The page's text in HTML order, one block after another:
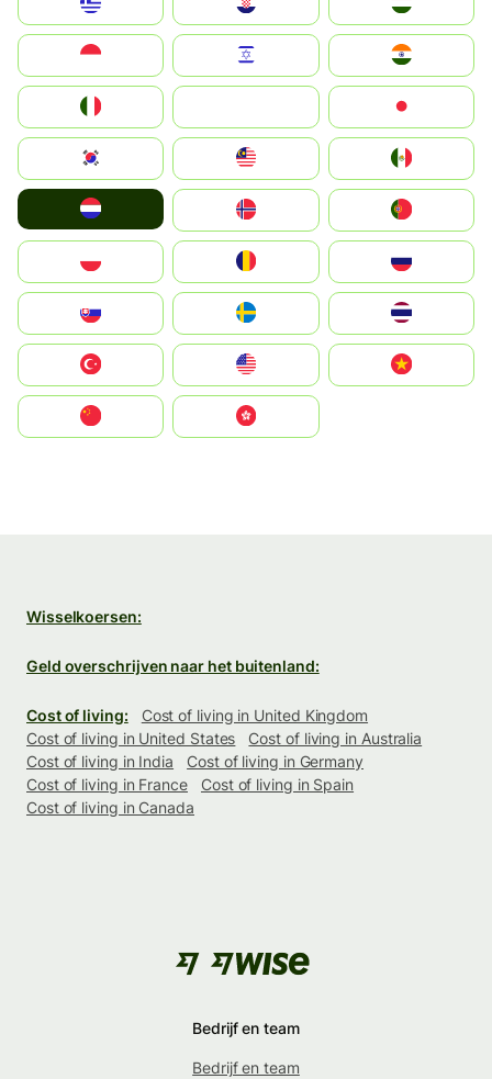
South Korea
United States
中國香港特別行政區
Wisselkoersen:
Geld overschrijven naar het buitenland:
Cost of living:
Cost of living in United Kingdom
Cost of living in United States
Cost of living in Australia
Cost of living in India
Cost of living in Germany
Cost of living in France
Cost of living in Spain
Cost of living in Canada
Bedrijf en team
Bedrijf en team